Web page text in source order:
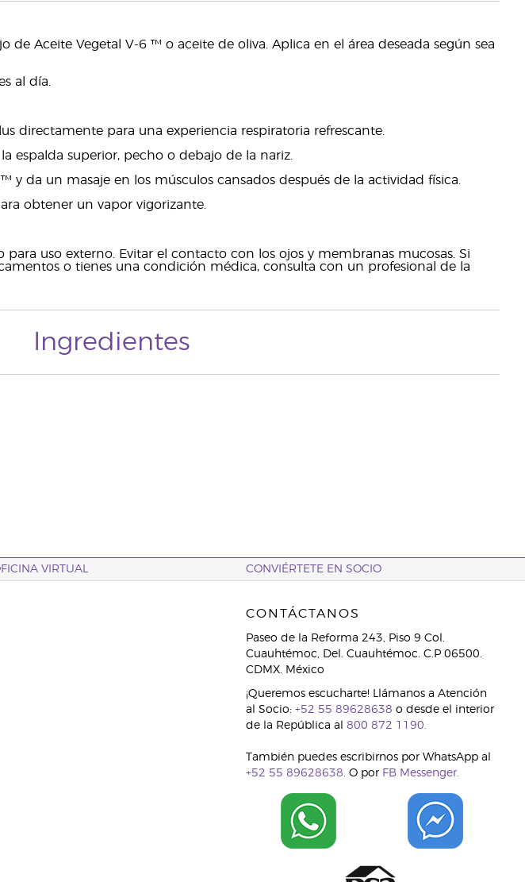
de Aceite Vegetal V-6 ™ o aceite de oliva. Aplica en el área deseada según sea
al día.
directamente para una experiencia respiratoria refrescante.
espalda superior, pecho o debajo de la nariz.
y da un masaje en los músculos cansados después de la actividad física.
obtener un vapor vigorizante.
para uso externo. Evitar el contacto con los ojos y membranas mucosas. Si
o tienes una condición médica, consulta con un profesional de la
Ingredientes
VIRTUAL CONVIÉRTETE EN SOCIO
CONTÁCTANOS
Paseo de la Reforma 243, Piso 9 Col.
Cuauhtémoc, Del. Cuauhtémoc. C.P 06500.
CDMX. México
¡Queremos escucharte! Llámanos a Atención
al Socio: +52 55 89628638 o desde el interior
de la República al 800 872 1190.
También puedes escribirnos por WhatsApp al
+52 55 89628638. O por FB Messenger.